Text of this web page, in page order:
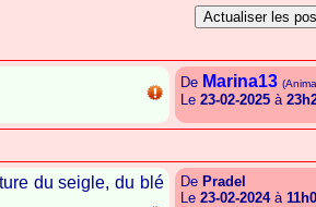
De Marina13
Le 23-02-2025 à
du seigle, du blé
De Pradel
Le 23-02-2024à